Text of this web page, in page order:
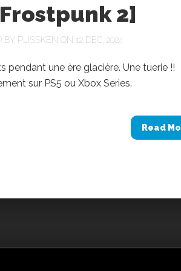
2]
BY PLISSKEN ON 12 DÉC, 2024
pendant une ère glacière. Une tuerie !!
sur PS5 ou Xbox Series.
Read